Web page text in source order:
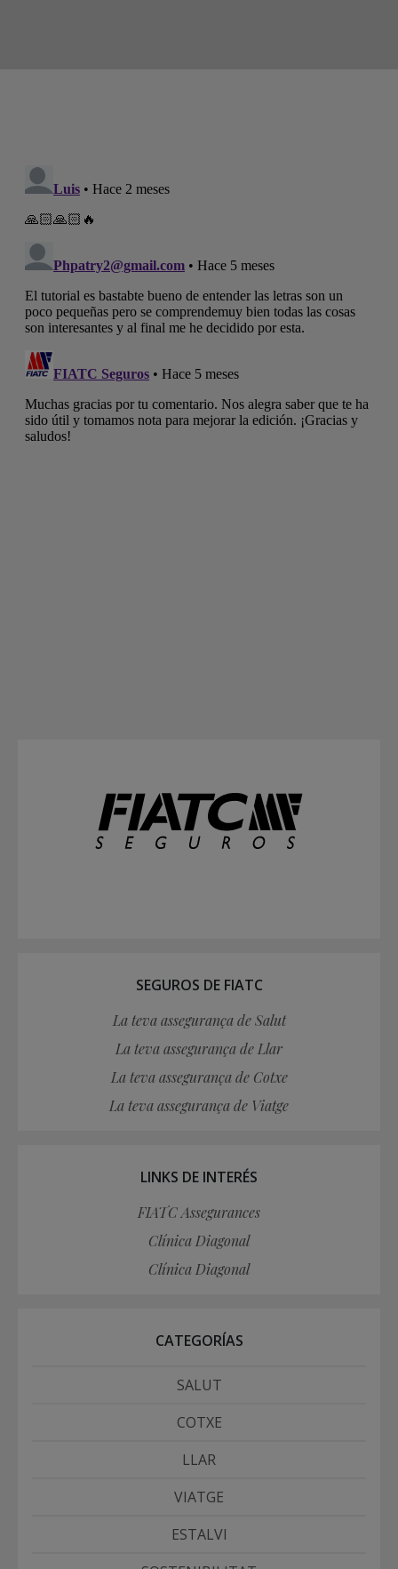
SEGUROS DE FIATC
La teva assegurança de Salut
La teva assegurança de Llar
La teva assegurança de Cotxe
La teva assegurança de Viatge
LINKS DE INTERÉS
FIATC Assegurances
Clínica Diagonal
Clínica Diagonal
CATEGORÍAS
SALUT
COTXE
LLAR
VIATGE
ESTALVI